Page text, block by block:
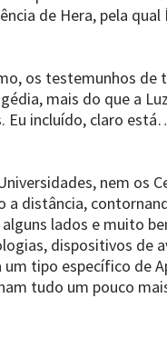
de Hera, pela
os testemunhos de
mais do que a
Eu incluído, claro
nem os
a distância,
lados e muito
dispositivos de
tipo específico de
tudo um pouco